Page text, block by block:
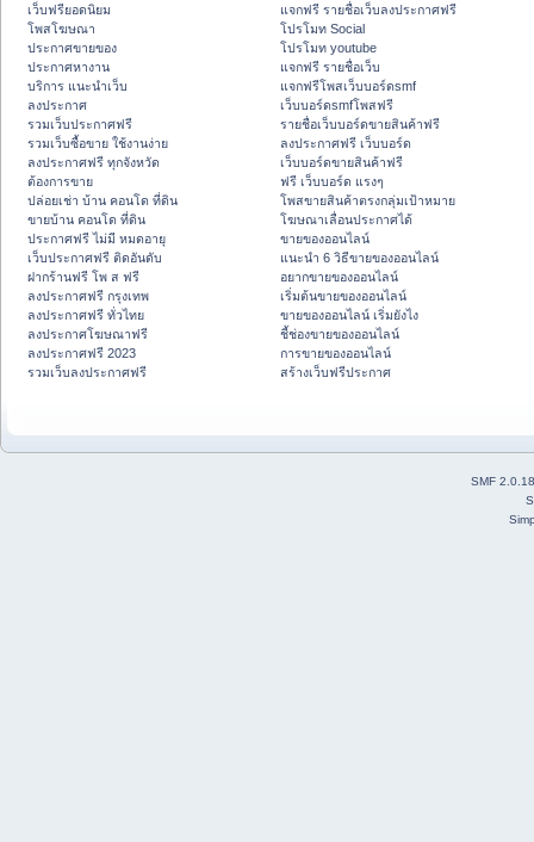
เว็บฟรียอดนิยม
โพสโฆษณา
ประกาศขายของ
ประกาศหางาน
บริการ แนะนำเว็บ
ลงประกาศ
รวมเว็บประกาศฟรี
รวมเว็บซื้อขาย ใช้งานง่าย
ลงประกาศฟรี ทุกจังหวัด
ต้องการขาย
ปล่อยเช่า บ้าน คอนโด ที่ดิน
ขายบ้าน คอนโด ที่ดิน
ประกาศฟรี ไม่มี หมดอายุ
เว็บประกาศฟรี ติดอันดับ
ฝากร้านฟรี โพ ส ฟรี
ลงประกาศฟรี กรุงเทพ
ลงประกาศฟรี ทั่วไทย
ลงประกาศโฆษณาฟรี
ลงประกาศฟรี 2023
รวมเว็บลงประกาศฟรี
แจกฟรี รายชื่อเว็บลงประกาศฟรี
โปรโมท Social
โปรโมท youtube
แจกฟรี รายชื่อเว็บ
แจกฟรีโพสเว็บบอร์ดsmf
เว็บบอร์ดsmfโพสฟรี
รายชื่อเว็บบอร์ดขายสินค้าฟรี
ลงประกาศฟรี เว็บบอร์ด
เว็บบอร์ดขายสินค้าฟรี
ฟรี เว็บบอร์ด แรงๆ
โพสขายสินค้าตรงกลุ่มเป้าหมาย
โฆษณาเลื่อนประกาศได้
ขายของออนไลน์
แนะนำ 6 วิธีขายของออนไลน์
อยากขายของออนไลน์
เริ่มต้นขายของออนไลน์
ขายของออนไลน์ เริ่มยังไง
ชี้ช่องขายของออนไลน์
การขายของออนไลน์
สร้างเว็บฟรีประกาศ
SMF 2.0.18